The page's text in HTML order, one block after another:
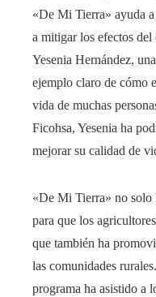
«De Mi Tierra» ayuda
a mitigar los efectos
Yesenia Hernández,
ejemplo claro de cómo
vida de muchas
Ficohsa, Yesenia ha
mejorar su calidad de
«De Mi Tierra» no solo
para que los
que también ha
las comunidades
programa ha asistido a